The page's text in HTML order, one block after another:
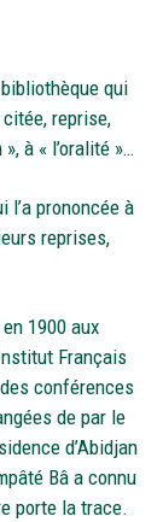
qui
reprise,
à « l’oralité »…
l’a prononcée à
reprises,
1900 aux
Français
conférences
de par le
d’Abidjan
Bâ a connu
porte la trace.